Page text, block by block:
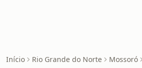
Início Rio Grande do Norte Mossoró